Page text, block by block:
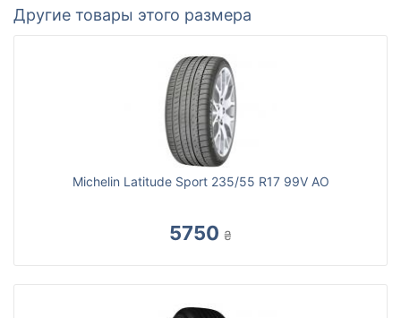
Другие товары этого размера
Michelin Latitude Sport 235/55 R17 99V AO
5750 ₴